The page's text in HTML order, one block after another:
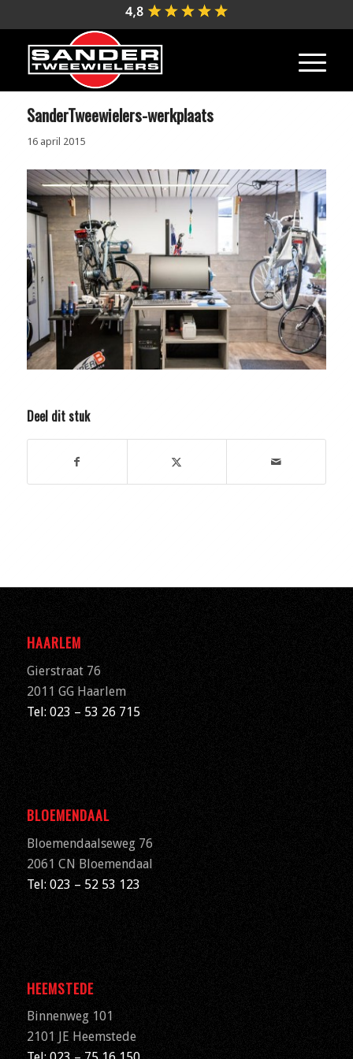
SanderTweewielers-werkplaats
16 april 2015
Deel dit stuk
HAARLEM
Gierstraat 76
2011 GG Haarlem
Tel: 023 – 53 26 715
BLOEMENDAAL
Bloemendaalseweg 76
2061 CN Bloemendaal
Tel: 023 – 52 53 123
HEEMSTEDE
Binnenweg 101
2101 JE Heemstede